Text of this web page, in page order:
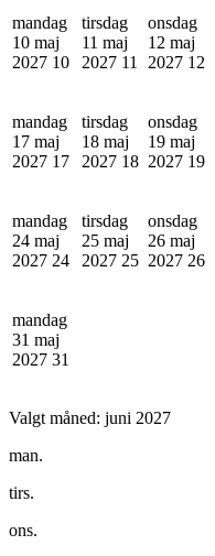
mandag
10 maj
2027 10
tirsdag
11 maj
2027 11
onsdag
12 maj
2027 12
mandag
17 maj
2027 17
tirsdag
18 maj
2027 18
onsdag
19 maj
2027 19
mandag
24 maj
2027 24
tirsdag
25 maj
2027 25
onsdag
26 maj
2027 26
mandag
31 maj
2027 31
Valgt måned: juni 2027
man.
tirs.
ons.